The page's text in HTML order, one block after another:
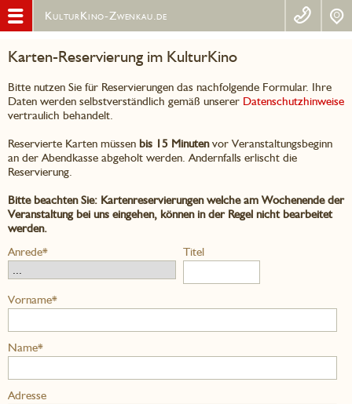
KulturKino-Zwenkau.de
Karten-Reservierung im KulturKino
Bitte nutzen Sie für Reservierungen das nachfolgende Formular. Ihre
Daten werden selbstverständlich gemäß unserer Datenschutzhinweise
vertraulich behandelt.
Reservierte Karten müssen bis 15 Minutenvor Veranstaltungsbeginn
an der Abendkasse abgeholt werden. Andernfalls erlischt die
Reservierung.
Bitte beachten Sie: Kartenreservierungen welche am Wochenende der
Veranstaltung bei uns eingehen, können in der Regel nicht bearbeitet
werden.
Anrede*
Titel
Vorname*
Name*
Adresse